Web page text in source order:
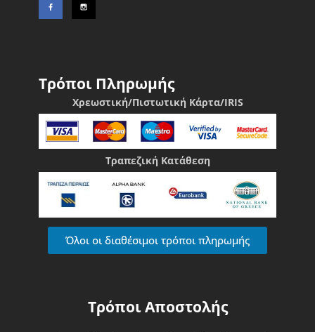
Τρόποι Πληρωμής
Χρεωστική/Πιστωτική Κάρτα/IRIS
Τραπεζική Κατάθεση
Όλοι οι διαθέσιμοι τρόποι πληρωμής
Τρόποι Αποστολής